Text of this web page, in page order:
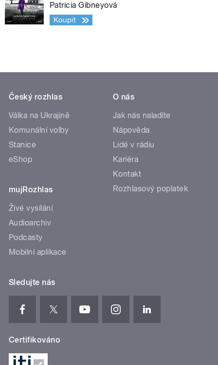
Patricia Gibneyová
Koupit
Český rozhlas
Válka na Ukrajině
Komunální volby
Stanice
eShop
mujRozhlas
Živé vysílání
Audioarchiv
Podcasty
Mobilní aplikace
O nás
Jak nás naladíte
Nápověda
Lidé v rádiu
Kariéra
Kontakt
Rozhlasový poplatek
Sledujte nás
Certifikováno